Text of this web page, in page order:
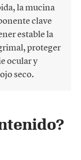
la mucina
clave
estable la
proteger
ocular y
seco.